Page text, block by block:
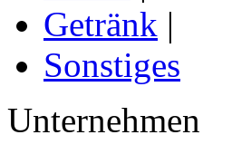
Getränk |
Sonstiges
Unternehmen